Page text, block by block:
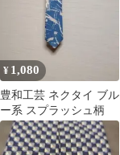
¥ 1,080
豊和工芸 ネクタイ ブル
ー系 スプラッシュ柄